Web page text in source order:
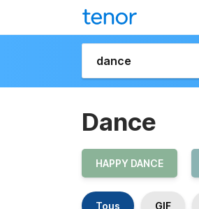
Dance
HAPPY DANCE
Tous GIF